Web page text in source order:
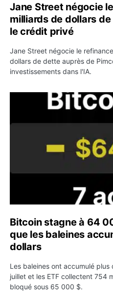
Jane Street négocie
milliards de dollars
le crédit privé
Jane Street négocie le
dollars de dette auprès de
investissements dans l'IA.
Bitcoin stagne à 64 000
Bitcoin stagne à 64
que les baleines
dollars
Les baleines ont accumulé
juillet et les ETF collectent 754
bloqué sous 65 000 $.